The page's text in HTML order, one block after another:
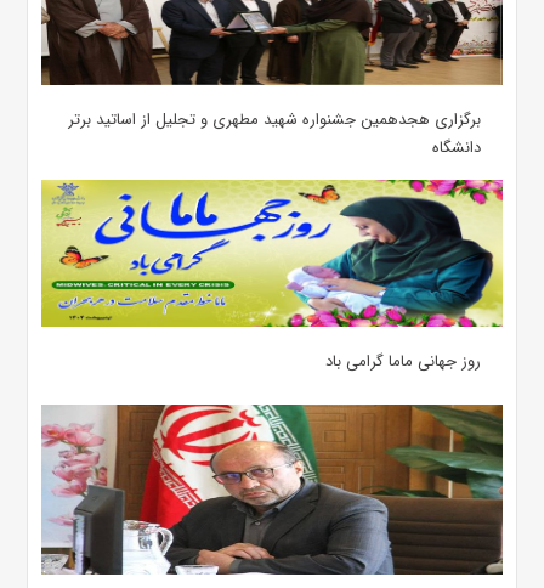
برگزاری هجدهمین جشنواره شهید مطهری و تجلیل از اساتید برتر
دانشگاه
روز جهانی ماما گرامی باد